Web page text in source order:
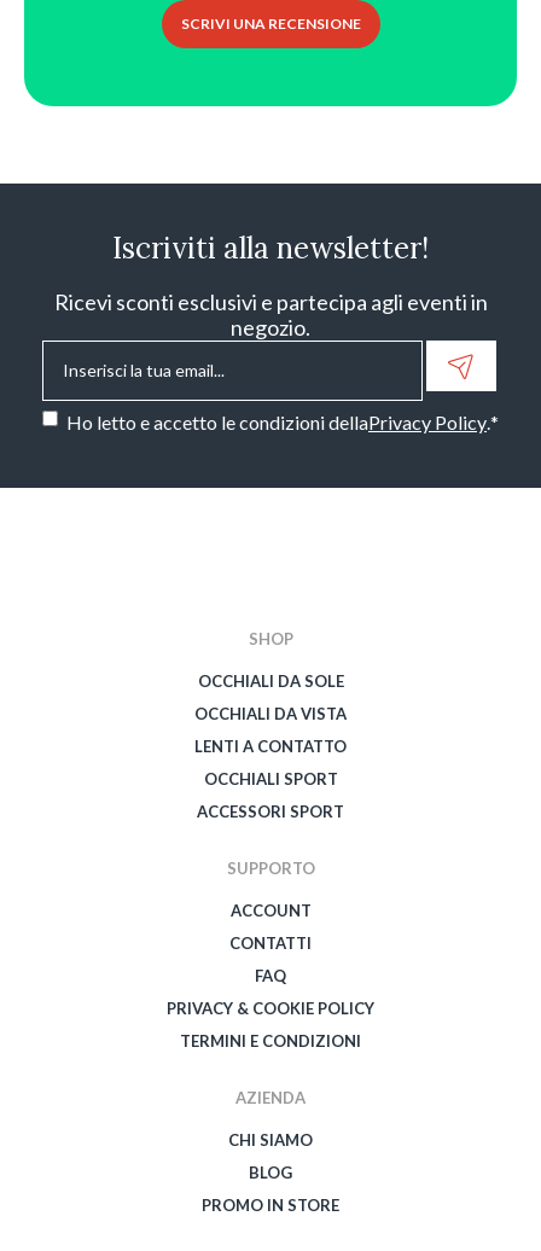
SCRIVI UNA RECENSIONE
Iscriviti alla newsletter!
Ricevi sconti esclusivi e partecipa agli eventi in
negozio.
Email*
Consenso*
Ho letto e accetto le condizioni dellaPrivacy Policy.*
SHOP
OCCHIALI DA SOLE
OCCHIALI DA VISTA
LENTI A CONTATTO
OCCHIALI SPORT
ACCESSORI SPORT
SUPPORTO
ACCOUNT
CONTATTI
FAQ
PRIVACY & COOKIE POLICY
TERMINI E CONDIZIONI
AZIENDA
CHI SIAMO
BLOG
PROMO IN STORE